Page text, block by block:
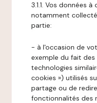
3.1.1. Vos données
notamment
partie:
- à l'occasion de
exemple du fait
technologies
cookies ») utilisés
partage ou de
fonctionnalités des